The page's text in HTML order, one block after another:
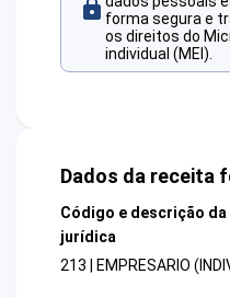
forma segura e
os direitos do
individual (MEI).
Dados da receita
Código e descrição
jurídica
213 | EMPRESARIO